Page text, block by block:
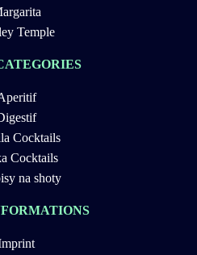
Temple
Cocktails
Cocktails
na shoty